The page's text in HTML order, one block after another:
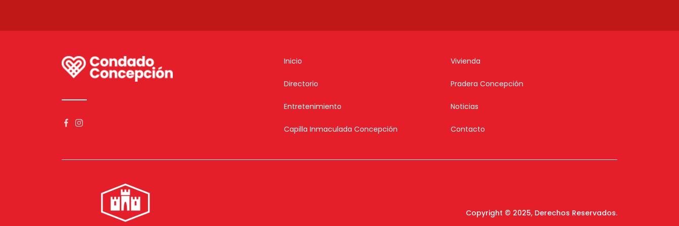
Inicio
Directorio
Entretenimiento
Capilla Inmaculada Concepción
Vivienda
Pradera Concepción
Noticias
Contacto
Copyright © 2025, Derechos Reservados.